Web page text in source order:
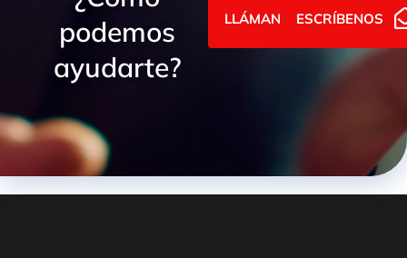
podemos
ayudarte?
LLÁMANOSESCRÍBENOS